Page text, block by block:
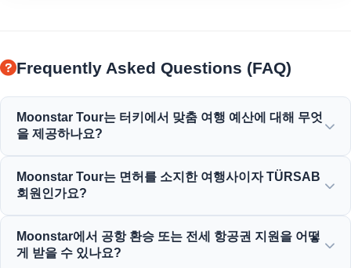
Frequently Asked Questions (FAQ)
Moonstar Tour는 터키에서 맞춤 여행 예산에 대해 무엇
을 제공하나요?
한 맞춤형 서비스를 제공하여 모든 예산에 맞는 가성비 좋은
옵션을 제공합니다.
Moonstar Tour는 면허를 소지한 여행사이자 TÜRSAB
회원인가요?
TÜRSAB(터키 여행사 협회)의 자랑스러운 회원으로서 최고의
신뢰성을 보장합니다.
Moonstar에서 공항 환승 또는 전세 항공권 지원을 어떻
게 받을 수 있나요?